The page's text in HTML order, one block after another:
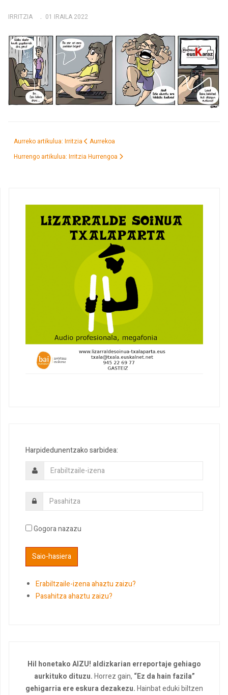
IRRITZIA 01 IRAILA 2022
Aurreko artikulua: Irritzia
Aurrekoa
Hurrengo artikulua: Irritzia Hurrengoa
Harpidedunentzako sarbidea:
Gogora nazazu
Erabiltzaile-izena ahaztu zaizu?
Pasahitza ahaztu zaizu?
Hil honetako AIZU! aldizkarian erreportaje gehiago
aurkituko dituzu.Horrez gain, “Ez da hain fazila”
gehigarria ere eskura dezakezu.Hainbat eduki biltzen